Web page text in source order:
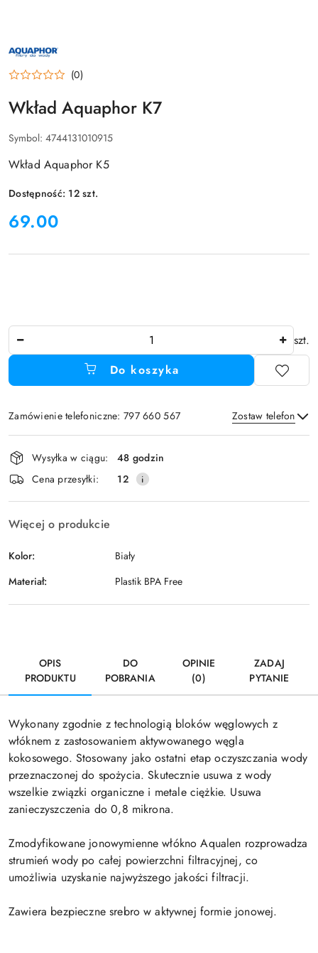
NAZWA
PRODUCENTA:
AQUAPHOR (0)
Wkład Aquaphor K7
Symbol: 4744131010915
Wkład Aquaphor K5
Dostępność: 12szt.
cena:
69.00
szt.
Do koszyka
Zamówienie telefoniczne: 797 660 567 Zostaw telefon
Wyślij
Dostępność
i
dostawa
Wysyłka w ciągu:
48 godzin
Cena przesyłki:
12
Więcej o produkcie
Kolor:
Biały
Materiał:
Plastik BPA Free
OPIS
PRODUKTU
DO
POBRANIA
OPINIE
(0)
ZADAJ
PYTANIE
Wykonany zgodnie z technologią bloków węglowych z
włóknem z zastosowaniem aktywowanego węgla
kokosowego. Stosowany jako ostatni etap oczyszczania wody
przeznaczonej do spożycia. Skutecznie usuwa z wody
wszelkie związki organiczne i metale ciężkie. Usuwa
zanieczyszczenia do 0,8 mikrona.
Zmodyfikowane jonowymienne włókno Aqualen rozprowadza
strumień wody po całej powierzchni filtracyjnej, co
umożliwia uzyskanie najwyższego jakości filtracji.
Zawiera bezpieczne srebro w aktywnej formie jonowej.